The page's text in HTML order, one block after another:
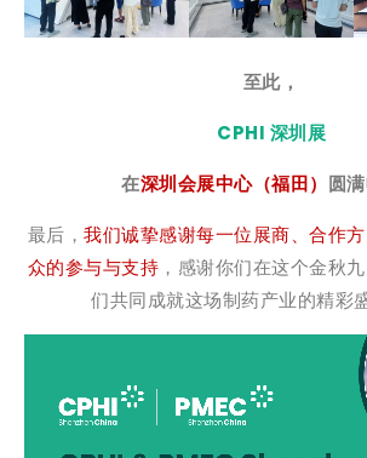
至此，
CPHI 深圳展
在深圳会展中心（福田） 圆
最后， 我们诚挚感谢每一位展商、合作
众的参与与支持 ，感谢你们在这个金秋
们共同成就这场制药产业的精彩